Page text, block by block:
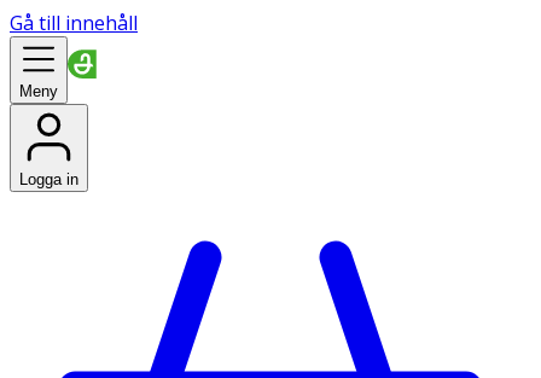
Gå till innehåll
Meny
Logga in